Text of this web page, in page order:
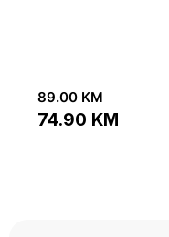
89.00KM
74.90 KM